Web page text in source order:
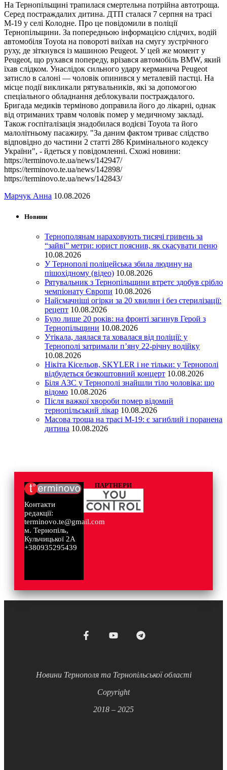
На Тернопільщині трапилася смертельна потрійна автотроща.
Серед постраждалих дитина. ДТП сталася 7 серпня на трасі
М-19 у селі Колодне. Про це повідомили в поліції
Тернопільщини. За попередньою інформацією слідчих, водій
автомобіля Toyota на повороті виїхав на смугу зустрічного
руху, де зіткнувся із машиною Peugeot. У цей же момент у
Peugeot, що рухався попереду, врізався автомобіль BMW, який
їхав слідком. Унаслідок сильного удару керманича Peugeot
затисло в салоні — чоловік опинився у металевій пастці. На
місце події викликали рятувальників, які за допомогою
спеціального обладнання деблокували постраждалого.
Бригада медиків терміново доправила його до лікарні, однак
від отриманих травм чоловік помер у медичному закладі.
Також госпіталізація знадобилася водієві Toyota та його
малолітньому пасажиру. "За даним фактом триває слідство
відповідно до частини 2 статті 286 Кримінального кодексу
України", - йдеться у повідомленні. Схожі новини:
https://terminovo.te.ua/news/142947/
https://terminovo.te.ua/news/142898/
https://terminovo.te.ua/news/142843/
Марчук Анна 10.08.2026
Новини
Тернополянам нараховують тисячі гривень за
“зайві” метри: юрист пояснив, як скасувати пеню
10.08.2026
У Тернополі поліцейська збила людину на
пішохідному (відео) 10.08.2026
Рятувальник з Тернопільщини втретє здобув срібло
чемпіонату Європи 10.08.2026
Найсмачніші огірки за 20 хвилин і без стерилізації:
рецепт 10.08.2026
Було лише 20 років: на фронті загинув Герой з
Тернопільщини 10.08.2026
Утікала, лаялася та ховалася від поліції: у
Тернополі затримали п’яну 22-річну водійку
10.08.2026
Нікіта Кісельов, SKYLER і не тільки: у Тернополі
відбудеться безкоштовний концерт 10.08.2026
Біля АЗС у Тернополі знайшли тіло чоловіка: що
відомо 10.08.2026
Після важкої хвороби помер відомий
тернопільський лікар 10.08.2026
Масова троща на трасі М-19: є загиблий і поранена
дитина 10.08.2026
Контакти
редакції:
terminovo.te@gmail.com
м. Тернопіль,
Кульчицької 2А
+380935295439
ПАРТНЕРИ
Новини Тернополя та Тернопільської області
Copyright
2018 – 2025